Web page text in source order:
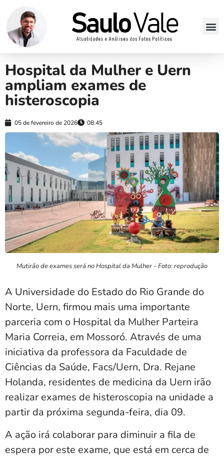
Hospital da Mulher e Uern
ampliam exames de
histeroscopia
05 de fevereiro de 2026 08:45
Mutirão de exames será no Hospital da Mulher - Foto: reprodução
A Universidade do Estado do Rio Grande do
Norte, Uern, firmou mais uma importante
parceria com o Hospital da Mulher Parteira
Maria Correia, em Mossoró. Através de uma
iniciativa da professora da Faculdade de
Ciências da Saúde, Facs/Uern, Dra. Rejane
Holanda, residentes de medicina da Uern irão
realizar exames de histeroscopia na unidade a
partir da próxima segunda-feira, dia 09.
A ação irá colaborar para diminuir a fila de
espera por este exame, que está em cerca de